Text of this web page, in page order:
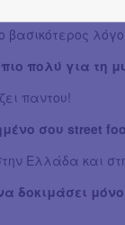
ότι έφαγαν καλά
βασικότερος
πολύ για τη
παντου!
σου street
Ελλάδα και
δοκιμάσει